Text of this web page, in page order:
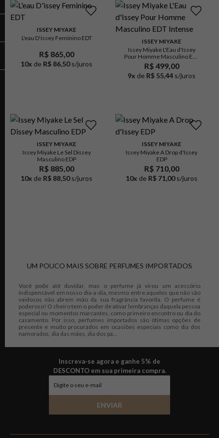
ISSEY MIYAKE
L'eau D'issey Feminino EDT
R$ 865,00
10x de R$ 86,50 s/juros
ISSEY MIYAKE
Issey Miyake L'Eau d'Issey
Pour Homme Masculino EDT
Intense
R$ 499,00
9x de R$ 55,44 s/juros
ISSEY MIYAKE
Issey Miyake Le Sel Dissey
Masculino EDP
R$ 885,00
10x de R$ 88,50 s/juros
ISSEY MIYAKE
Issey Miyake A Drop d'Issey
EDP
R$ 710,00
10x de R$ 71,00 s/juros
UM POUCO MAIS SOBRE PERFUMES IMPORTADOS
Você pode até duvidar, mas o perfume já virou um acessório
indispensável em nosso dia-a-dia, mesmo entre aqueles que não são
vaidosos não abrem mão da sua fragrância favorita. O perfume é
poderoso! O cheiro tem o poder de ativar lembranças daquela pessoa
especial ou momentos marcantes, como primeiro encontro ou dia do
casamento. Por isso, perfumes importados são ótimas opções de
presente e muito procurados em ocasiões especiais como dia dos
namorados, dia das mães, dia dos pa...
Inscreva-se agora e ganhe 5% de
DESCONTO em sua primeira compra.
ENVIAR